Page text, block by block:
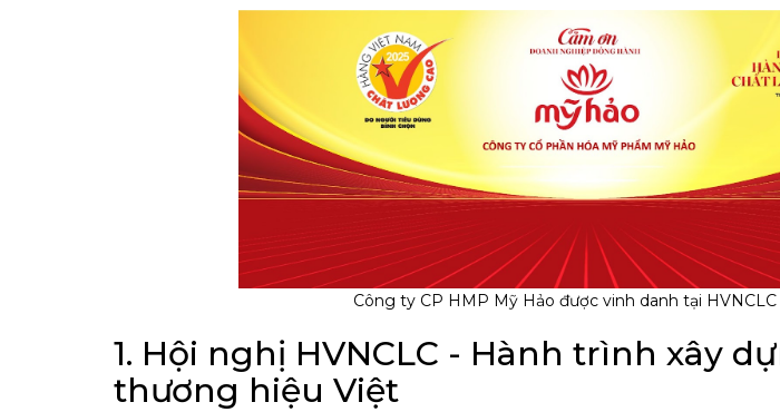
Công ty CP HMP Mỹ Hảo được vinh danh tại HVNCLC
1. Hội nghị HVNCLC - Hành trình xây
thương hiệu Việt